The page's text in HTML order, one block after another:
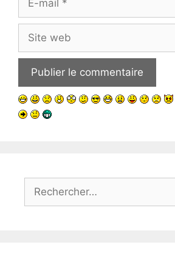
mail
web